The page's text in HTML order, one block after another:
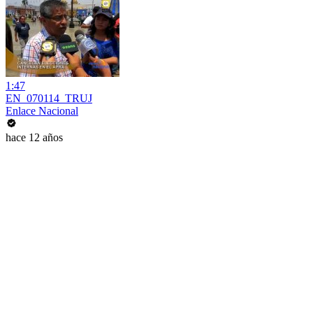
1:47
EN_070114_TRUJ
Enlace Nacional
hace 12 años